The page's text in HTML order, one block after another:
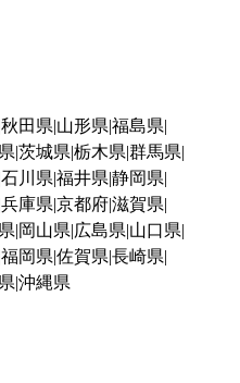
秋田県 山形県 福島県
茨城県 栃木県 群馬県
石川県 福井県 静岡県
兵庫県 京都府滋賀県
岡山県 広島県 山口県
福岡県 佐賀県 長崎県
沖縄県